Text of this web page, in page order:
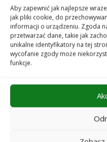
Aby zapewnić jak najlepsze
jak pliki cookie, do
informacji o urządzeniu. Zgoda
przetwarzać dane, takie jak
unikalne identyfikatory na tej
wycofanie zgody może
funkcje.
Trener wokalny – Ms.
Gugulska, dzięki niej
wspaniałą przygodą i
Nie zwlekaj! Każdy głos
Więcej informacji na